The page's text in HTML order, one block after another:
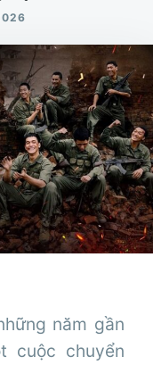
năm gần
cuộc chuyển